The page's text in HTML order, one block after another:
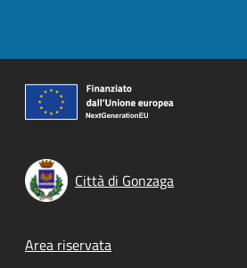
Città di Gonzaga
Footer menu
Area riservata